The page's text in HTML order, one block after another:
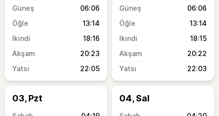
06:06
13:14
18:16
20:23
22:05
06:06
13:14
18:15
20:22
22:03
03, Pzt 04, Sal